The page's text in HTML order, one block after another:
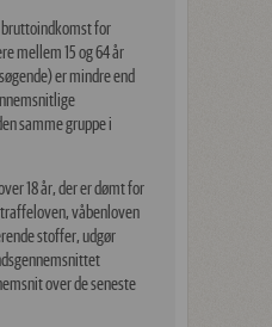
for
mellem 15 og 64 år
er mindre end
samme gruppe i
18 år, der er dømt for
våbenloven
stoffer, udgør
over de seneste